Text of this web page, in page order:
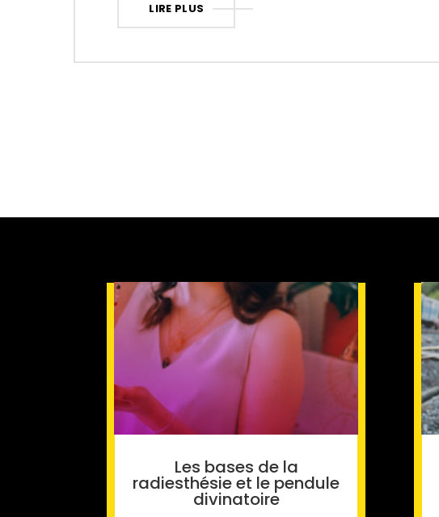
LIRE PLUS
Les bases de la
radiesthésie et le pendule
divinatoire